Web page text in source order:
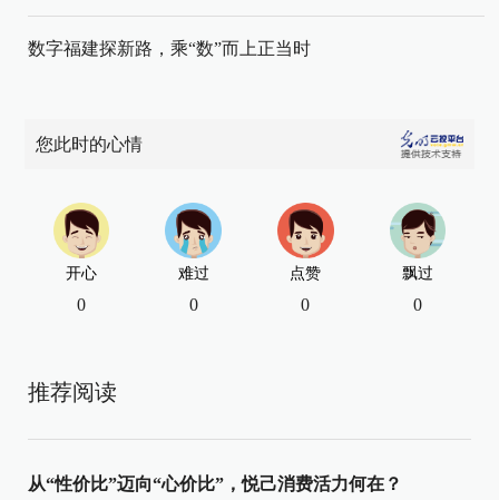
数字福建探新路，乘“数”而上正当时
您此时的心情
开心
0
难过
0
点赞
0
飘过
0
推荐阅读
从“性价比”迈向“心价比”，悦己消费活力何在？